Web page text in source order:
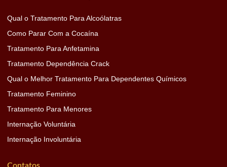
Qual o Tratamento Para Alcoólatras
Como Parar Com a Cocaína
Tratamento Para Anfetamina
Tratamento Dependência Crack
Qual o Melhor Tratamento Para Dependentes Químicos
Tratamento Feminino
Tratamento Para Menores
Internação Voluntária
Internação Involuntária